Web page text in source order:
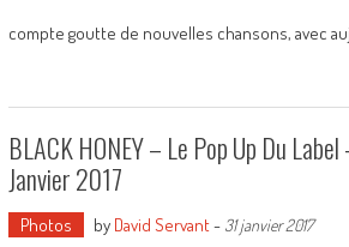
compte goutte de nouvelles chansons, avec
BLACK HONEY – Le Pop Up Du
Janvier 2017
Photos by David Servant- 31 janvier 2017